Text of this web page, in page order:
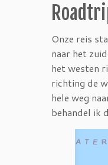
Onze reis
naar het
het westen
richting de
hele weg
behandel ik